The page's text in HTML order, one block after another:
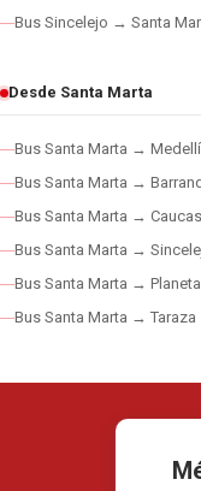
Bus Sincelejo → Santa
Desde Santa Marta
Bus Santa Marta →
Bus Santa Marta →
Bus Santa Marta →
Bus Santa Marta →
Bus Santa Marta →
Bus Santa Marta → Taraza